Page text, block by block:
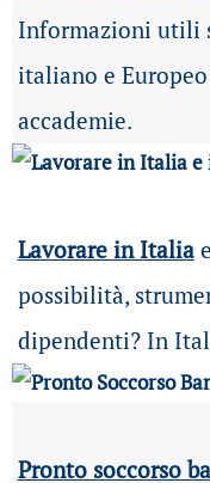
Informazioni utili
italiano e
accademie.
Lavorare in Italia e
possibilità,
dipendenti? In
Pronto soccorso